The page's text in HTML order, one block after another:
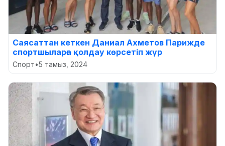
Саясаттан кеткен Даниал Ахметов Парижде
спортшыларға қолдау көрсетіп жүр
Спорт•5 тамыз, 2024